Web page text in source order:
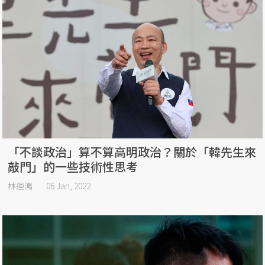
「不談政治」算不算高明政治？關於「韓先生來
敲門」的一些技術性思考
林運鴻 06 Jan, 2022